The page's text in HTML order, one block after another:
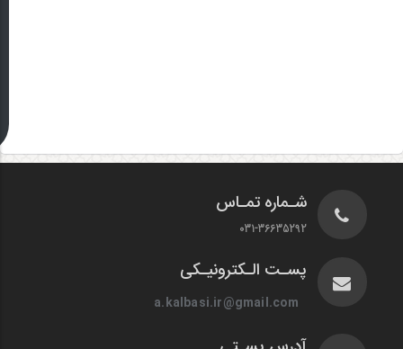
شـماره تمـاس
031-36635292
پسـت الـکترونیـکی
a.kalbasi.ir@gmail.com